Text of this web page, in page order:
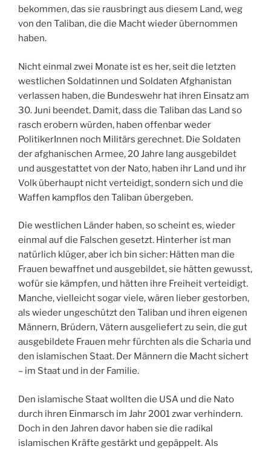
bekommen, das sie rausbringt aus diesem Land, weg
von den Taliban, die die Macht wieder übernommen
haben.
Nicht einmal zwei Monate ist es her, seit die letzten
westlichen Soldatinnen und Soldaten Afghanistan
verlassen haben, die Bundeswehr hat ihren Einsatz am
30. Juni beendet. Damit, dass die Taliban das Land so
rasch erobern würden, haben offenbar weder
PolitikerInnen noch Militärs gerechnet. Die Soldaten
der afghanischen Armee, 20 Jahre lang ausgebildet
und ausgestattet von der Nato, haben ihr Land und ihr
Volk überhaupt nicht verteidigt, sondern sich und die
Waffen kampflos den Taliban übergeben.
Die westlichen Länder haben, so scheint es, wieder
einmal auf die Falschen gesetzt. Hinterher ist man
natürlich klüger, aber ich bin sicher: Hätten man die
Frauen bewaffnet und ausgebildet, sie hätten gewusst,
wofür sie kämpfen, und hätten ihre Freiheit verteidigt.
Manche, vielleicht sogar viele, wären lieber gestorben,
als wieder ungeschützt den Taliban und ihren eigenen
Männern, Brüdern, Vätern ausgeliefert zu sein, die gut
ausgebildete Frauen mehr fürchten als die Scharia und
den islamischen Staat. Der Männern die Macht sichert
– im Staat und in der Familie.
Den islamische Staat wollten die USA und die Nato
durch ihren Einmarsch im Jahr 2001 zwar verhindern.
Doch in den Jahren davor haben sie die radikal
islamischen Kräfte gestärkt und gepäppelt. Als